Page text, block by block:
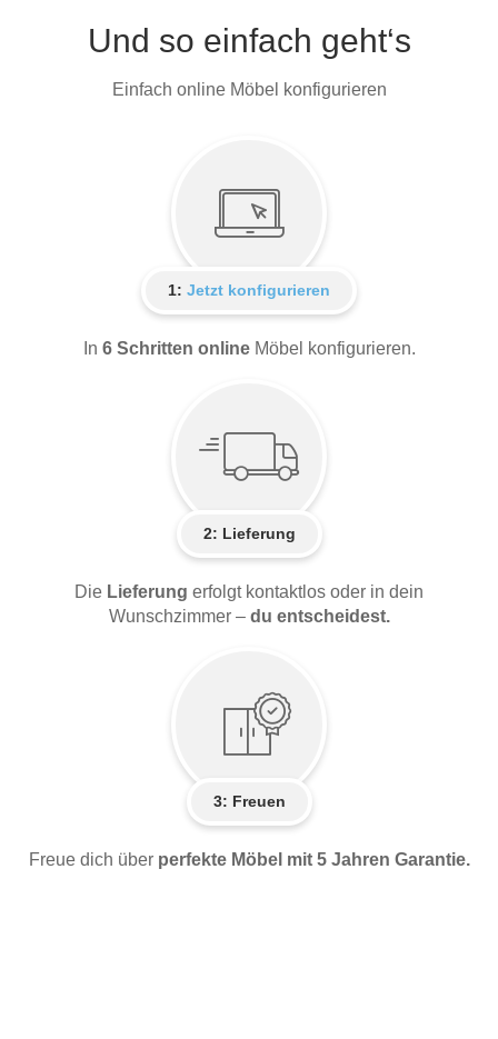
Und so einfach geht‘s
Einfach online Möbel konfigurieren
1: Jetzt konfigurieren
In 6 Schritten online Möbel konfigurieren.
2: Lieferung
Die Lieferung erfolgt kontaktlos oder in dein
Wunschzimmer – du entscheidest.
3: Freuen
Freue dich über perfekte Möbel mit 5 Jahren Garantie.